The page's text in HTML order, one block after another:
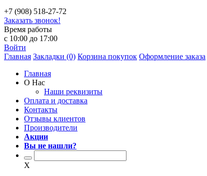
+7 (908) 518-27-72
Заказать звонок!
Время работы
с 10:00 до 17:00
Войти
Главная Закладки (0) Корзина покупок Оформление заказа
Главная
О Нас
Наши реквизиты
Оплата и доставка
Контакты
Отзывы клиентов
Производители
Акции
Вы не нашли?
X